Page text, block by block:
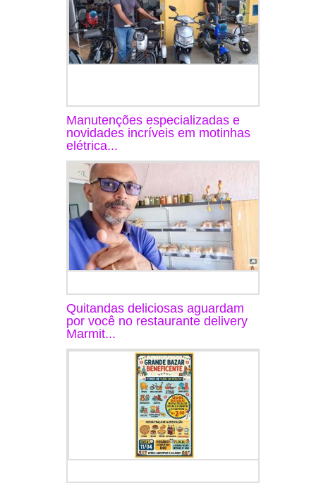
Manutenções especializadas e
novidades incríveis em motinhas
elétrica...
Quitandas deliciosas aguardam
por você no restaurante delivery
Marmit...